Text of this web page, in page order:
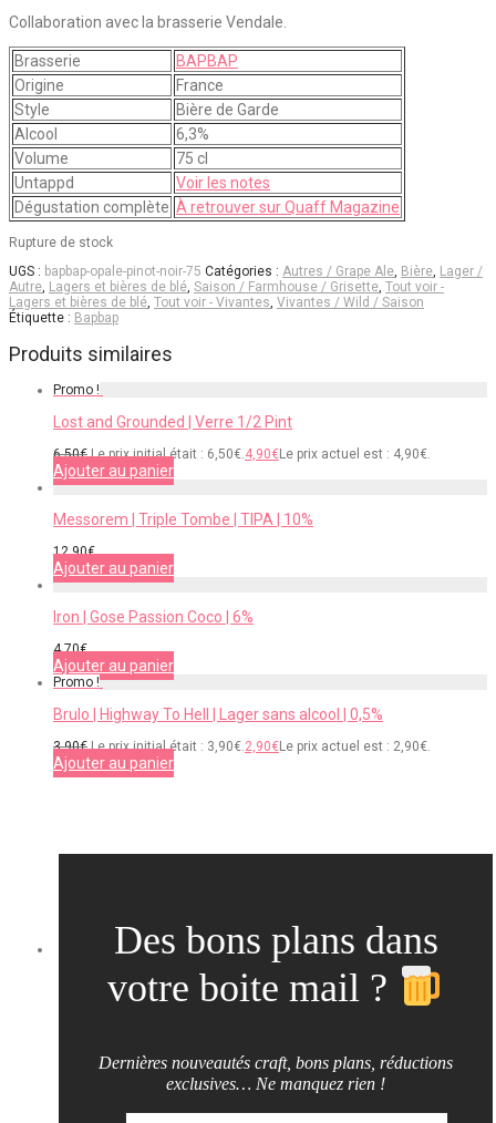
Collaboration avec la brasserie Vendale.
Brasserie
BAPBAP
Origine
France
Style
Bière de Garde
Alcool
6,3%
Volume
75 cl
Untappd
Voir les notes
Dégustation complète À retrouver sur Quaff Magazine
Rupture de stock
UGS : bapbap-opale-pinot-noir-75 Catégories : Autres / Grape Ale, Bière, Lager /
Autre, Lagers et bières de blé, Saison / Farmhouse / Grisette, Tout voir -
Lagers et bières de blé, Tout voir - Vivantes, Vivantes / Wild / Saison
Étiquette : Bapbap
Produits similaires
Promo !
Lost and Grounded | Verre 1/2 Pint
6,50€ Le prix initial était : 6,50€.4,90€Le prix actuel est : 4,90€.
Ajouter au panier
Messorem | Triple Tombe | TIPA | 10%
12,90€
Ajouter au panier
Iron | Gose Passion Coco | 6%
4,70€
Ajouter au panier
Promo !
Brulo | Highway To Hell | Lager sans alcool | 0,5%
3,90€ Le prix initial était : 3,90€.2,90€Le prix actuel est : 2,90€.
Ajouter au panier
Des bons plans dans
votre boite mail ?
Dernières nouveautés craft, bons plans, réductions
exclusives… Ne manquez rien !